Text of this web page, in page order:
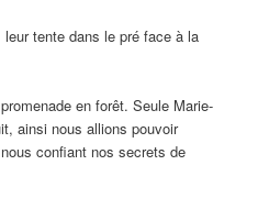
tente dans le pré face à la
en forêt. Seule Marie-
ainsi nous allions pouvoir
confiant nos secrets de